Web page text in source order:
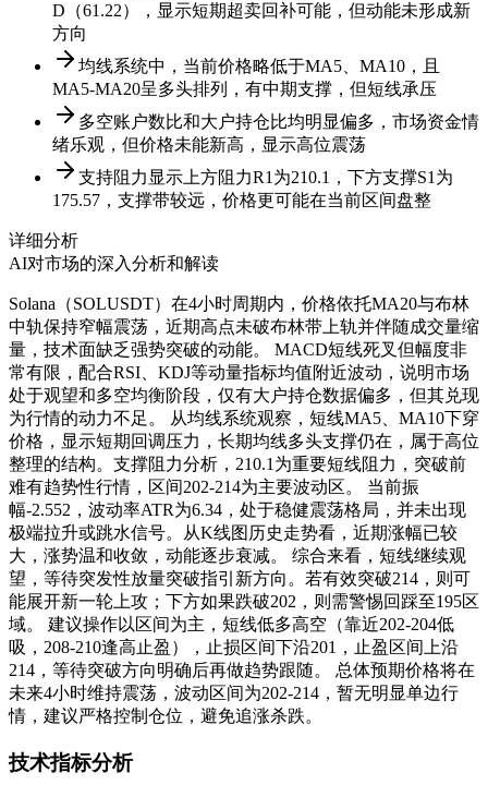
D（61.22），显示短期超卖回补可能，但动能未形成新
方向
均线系统中，当前价格略低于MA5、MA10，且
MA5-MA20呈多头排列，有中期支撑，但短线承压
多空账户数比和大户持仓比均明显偏多，市场资金情
绪乐观，但价格未能新高，显示高位震荡
支持阻力显示上方阻力R1为210.1，下方支撑S1为
175.57，支撑带较远，价格更可能在当前区间盘整
详细分析
AI对市场的深入分析和解读
Solana（SOLUSDT）在4小时周期内，价格依托MA20与布林
中轨保持窄幅震荡，近期高点未破布林带上轨并伴随成交量缩
量，技术面缺乏强势突破的动能。 MACD短线死叉但幅度非
常有限，配合RSI、KDJ等动量指标均值附近波动，说明市场
处于观望和多空均衡阶段，仅有大户持仓数据偏多，但其兑现
为行情的动力不足。 从均线系统观察，短线MA5、MA10下穿
价格，显示短期回调压力，长期均线多头支撑仍在，属于高位
整理的结构。支撑阻力分析，210.1为重要短线阻力，突破前
难有趋势性行情，区间202-214为主要波动区。 当前振
幅-2.552，波动率ATR为6.34，处于稳健震荡格局，并未出现
极端拉升或跳水信号。从K线图历史走势看，近期涨幅已较
大，涨势温和收敛，动能逐步衰减。 综合来看，短线继续观
望，等待突发性放量突破指引新方向。若有效突破214，则可
能展开新一轮上攻；下方如果跌破202，则需警惕回踩至195区
域。 建议操作以区间为主，短线低多高空（靠近202-204低
吸，208-210逢高止盈），止损区间下沿201，止盈区间上沿
214，等待突破方向明确后再做趋势跟随。 总体预期价格将在
未来4小时维持震荡，波动区间为202-214，暂无明显单边行
情，建议严格控制仓位，避免追涨杀跌。
技术指标分析